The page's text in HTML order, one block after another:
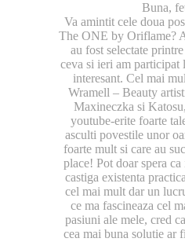
Buna,
Va amintit cele doua
The ONE by Oriflame?
au fost selectate
ceva si ieri am
interesant. Cel mai
Wramell – Beauty
Maxineczka si
youtube-erite foarte
asculti povestile unor
foarte mult si care au
place! Pot doar spera
castiga existenta
cel mai mult dar un
ce ma fascineaza cel
pasiuni ale mele, cred
cea mai buna solutie ar